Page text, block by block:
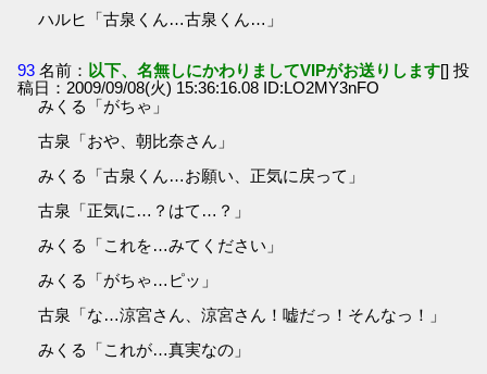
ハルヒ「古泉くん…古泉くん…」
93 名前： 以下、名無しにかわりましてVIPがお送りします[] 投
稿日：2009/09/08(火) 15:36:16.08 ID:LO2MY3nFO
みくる「がちゃ」
古泉「おや、朝比奈さん」
みくる「古泉くん…お願い、正気に戻って」
古泉「正気に…？はて…？」
みくる「これを…みてください」
みくる「がちゃ…ピッ」
古泉「な…涼宮さん、涼宮さん！嘘だっ！そんなっ！」
みくる「これが…真実なの」